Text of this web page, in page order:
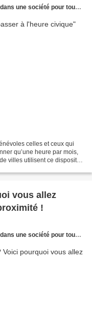
société pour tous les âges
celles et ceux qui
qu’une heure par mois,
villes utilisent ce dispositif
vous allez
!
société pour tous les âges